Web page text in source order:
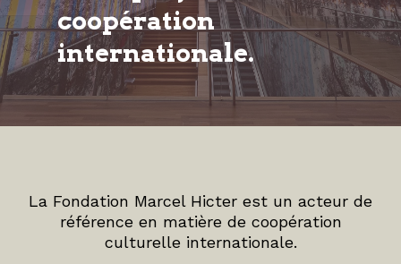
coopération
internationale.
La Fondation Marcel Hicter est un acteur de
référence en matière de coopération
culturelle internationale.